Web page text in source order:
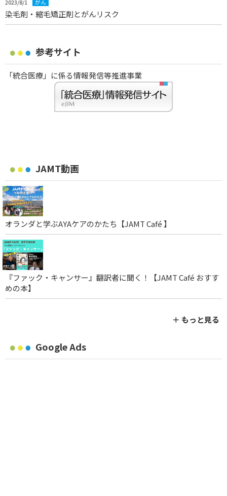
2023/8/1 がん
染毛剤・縮毛矯正剤とがんリスク
参考サイト
「統合医療」に係る情報発信等推進事業
JAMT動画
オランダと学ぶAYAケアのかたち【JAMT Café 】
『ファック・キャンサー』翻訳者に聞く！【JAMT Café おすす
めの本】
＋ もっと見る
Google Ads